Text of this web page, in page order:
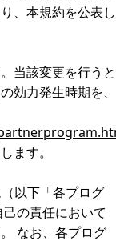
、本規約を公表し
当該変更を行うと
効力発生時期を、
ます。
以下「各プログ
の責任において
なお、各プログ